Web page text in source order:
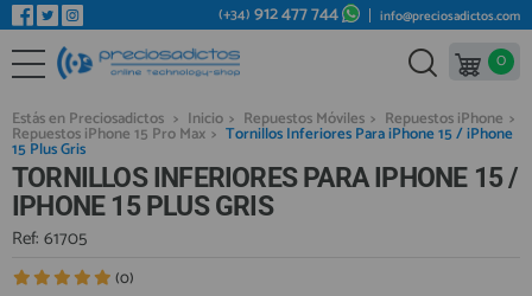
REPUESTOS MÓVILES
REPUESTOS TABLET
REPUESTOS RELOJES INTELIGENTES
REPUESTOS VIDEOCONSOLAS
REPUESTOS MACBOOK
REPUESTOS OTROS DISPOSITIVOS
Bienvenid@ otra vez
YA SOY CLIENTE
Recordarme
(+34) 912 477 744 info@preciosadictos.com
0
Estás en Preciosadictos > Inicio > Repuestos Móviles > Repuestos iPhone >
Repuestos iPhone 15 Pro Max > Tornillos Inferiores Para iPhone 15 / iPhone
15 Plus Gris
TORNILLOS INFERIORES PARA IPHONE 15 /
IPHONE 15 PLUS GRIS
Ref: 61705
(0)